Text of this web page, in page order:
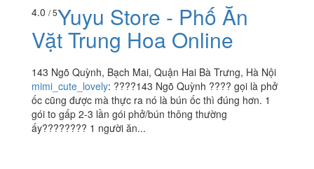
4.0 / 5Yuyu Store - Phố Ăn
Vặt Trung Hoa Online
143 Ngõ Quỳnh, Bạch Mai, Quận Hai Bà Trưng, Hà Nội
mimi_cute_lovely: ????143 Ngõ Quỳnh ???? gọi là phở
ốc cũng được mà thực ra nó là bún ốc thì đúng hơn. 1
gói to gấp 2-3 lần gói phở/bún thông thường
ấy???????? 1 người ăn...